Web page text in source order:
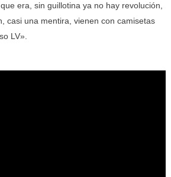
era, sin guillotina ya no hay revolución,
casi una mentira, vienen con camisetas
LV».